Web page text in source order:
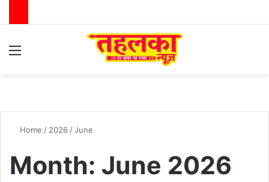
Home / 2026 /June
Month: June 2026